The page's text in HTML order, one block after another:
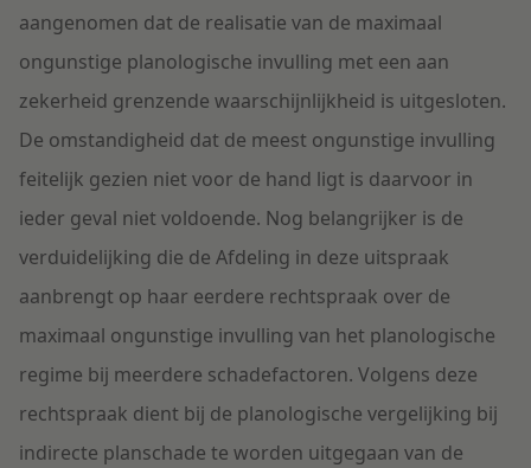
aangenomen dat de realisatie van de maximaal
ongunstige planologische invulling met een aan
zekerheid grenzende waarschijnlijkheid is uitgesloten.
De omstandigheid dat de meest ongunstige invulling
feitelijk gezien niet voor de hand ligt is daarvoor in
ieder geval niet voldoende. Nog belangrijker is de
verduidelijking die de Afdeling in deze uitspraak
aanbrengt op haar eerdere rechtspraak over de
maximaal ongunstige invulling van het planologische
regime bij meerdere schadefactoren. Volgens deze
rechtspraak dient bij de planologische vergelijking bij
indirecte planschade te worden uitgegaan van de